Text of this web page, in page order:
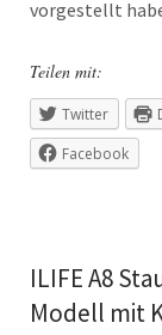
vorgestellt
Teilen mit:
Twitter
Facebook
ILIFE A8
Modell mit